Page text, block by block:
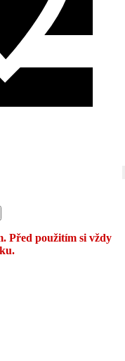
Před použitím si vždy